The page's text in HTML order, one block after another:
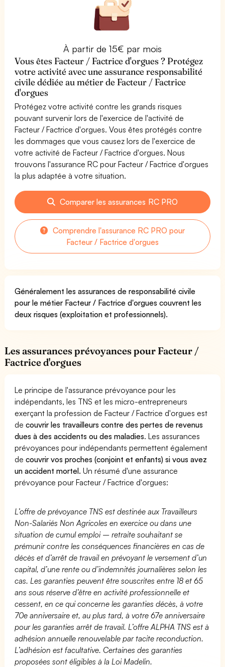
À partir de 15€ par mois
Vous êtes Facteur / Factrice d'orgues ? Protégez
votre activité avec une assurance responsabilité
civile dédiée au métier de Facteur / Factrice
d'orgues
Protégez votre activité contre les grands risques
pouvant survenir lors de l'exercice de l'activité de
Facteur / Factrice d'orgues. Vous êtes protégés contre
les dommages que vous causez lors de l'exercice de
votre activité de Facteur / Factrice d'orgues. Nous
trouvons l'assurance RC pour Facteur / Factrice d'orgues
la plus adaptée à votre situation.
Comparer les assurances RC PRO
Comprendre l'assurance RC PRO pour
Facteur / Factrice d'orgues
Généralement les assurances de responsabilité civile
pour le métier Facteur / Factrice d'orgues couvrent les
deux risques (exploitation et professionnels).
Les assurances prévoyances pour Facteur /
Factrice d'orgues
Le principe de l'assurance prévoyance pour les
indépendants, les TNS et les micro-entrepreneurs
exerçant la profession de Facteur / Factrice d'orgues est
decouvrir les travailleurs contre des pertes de revenus
dues à des accidents ou des maladies. Les assurances
prévoyances pour indépendants permettent également
decouvrir vos proches (conjoint et enfants) si vous avez
un accident mortel. Un résumé d'une assurance
prévoyance pour Facteur / Factrice d'orgues:
L’offre de prévoyance TNS est destinée aux Travailleurs
Non-Salariés Non Agricoles en exercice ou dans une
situation de cumul emploi – retraite souhaitant se
prémunir contre les conséquences financières en cas de
décès et d’arrêt de travail en prévoyant le versement d’un
capital, d’une rente ou d’indemnités journalières selon les
cas. Les garanties peuvent être souscrites entre 18 et 65
ans sous réserve d’être en activité professionnelle et
cessent, en ce qui concerne les garanties décès, à votre
70e anniversaire et, au plus tard, à votre 67e anniversaire
pour les garanties arrêt de travail. L’offre ALPHA TNS est à
adhésion annuelle renouvelable par tacite reconduction.
L’adhésion est facultative. Certaines des garanties
proposées sont éligibles à la Loi Madelin.